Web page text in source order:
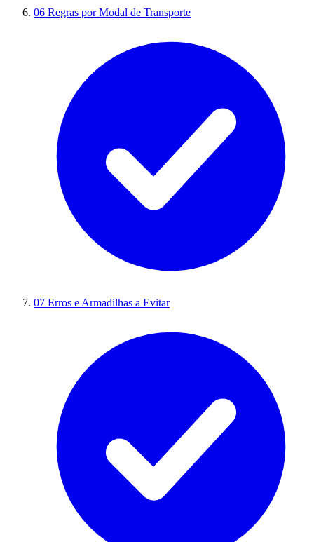
06 Regras por Modal de Transporte
07 Erros e Armadilhas a Evitar